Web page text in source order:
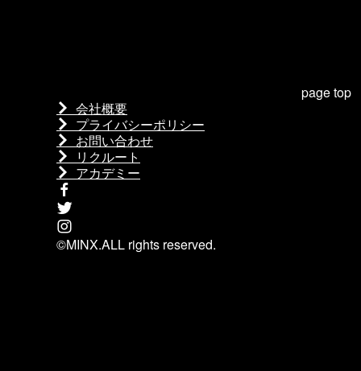
page top
会社概要
プライバシーポリシー
お問い合わせ
リクルート
アカデミー
©MINX.ALL rights reserved.